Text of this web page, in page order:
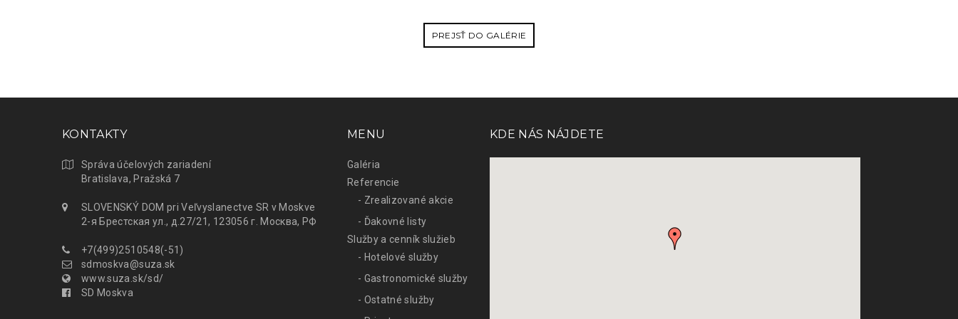
PREJSŤ DO GALÉRIE
KONTAKTY
Správa účelových zariadení
Bratislava, Pražská 7
SLOVENSKÝ DOM pri Veľvyslanectve SR v Moskve
2-я Брестская ул., д.27/21, 123056 г. Москва, РФ
+7(499)2510548(-51)
sdmoskva@suza.sk
www.suza.sk/sd/
SD Moskva
MENU
Galéria
Referencie
- Zrealizované akcie
- Ďakovné listy
Služby a cenník služieb
- Hotelové služby
- Gastronomické služby
- Ostatné služby
KDE NÁS NÁJDETE